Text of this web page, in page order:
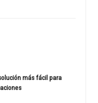
más fácil para